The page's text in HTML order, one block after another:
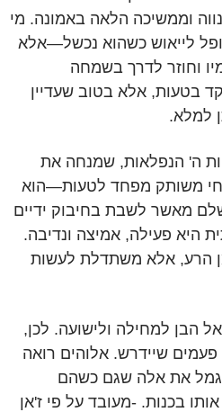
וממשיכה הלאה באמונה. מי
לייאוש כשהוא נכשל—אלא
וחוזר לדרך בשמחה
בטעות, אלא בטוב שעדיין
למלא.
ה' הנפלאות, שמנחה את
חי משותק מפחד לטעות—הוא
מאשר לשבת בחיבוק ידיים
היא פעילה, אמיצה ונדיבה.
הרע, אלא משתדלת לעשות
הבן למחילה ולישועה. לכן,
שיידרש. אלוהים רואה
את אלה שגם כשהם
בכנות. -מעובד על פי ז'אן